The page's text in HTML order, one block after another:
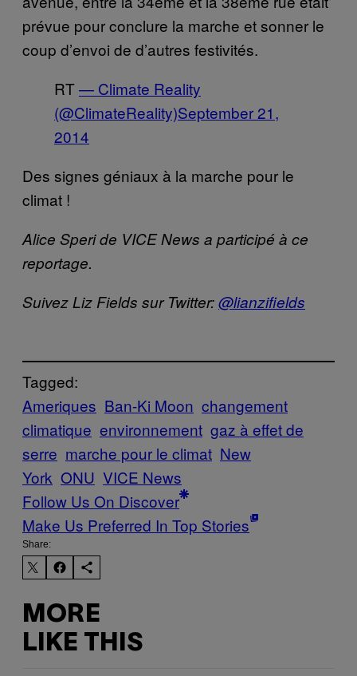
prévue pour conclure la marche et sonner le
coup d’envoi de d’autres festivités.
RT— Climate Reality
(@ClimateReality)September 21,
2014
Des signes géniaux à la marche pour le
climat !
Alice Speri de VICE News a participé à ce
reportage.
Suivez Liz Fields sur Twitter:@lianzifields
Tagged:
Ameriques Ban-Ki Moon changement
climatique environnement gaz à effet de
serre marche pour le climat New
York ONU VICE News
Follow Us On Discover
Make Us Preferred In Top Stories
Share:
MORE
LIKE THIS